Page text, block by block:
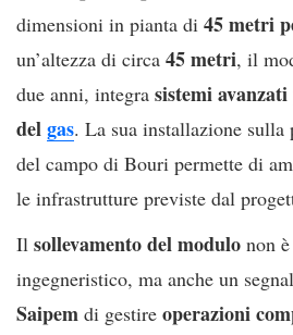
dimensioni in pianta di 45 metri
un’altezza di circa 45 metri, il
due anni, integra sistemi
delgas. La sua installazione sulla
del campo di Bouri permette di
le infrastrutture previste dal
Il sollevamento del modulo non
ingegneristico, ma anche un
Saipem di gestire operazioni